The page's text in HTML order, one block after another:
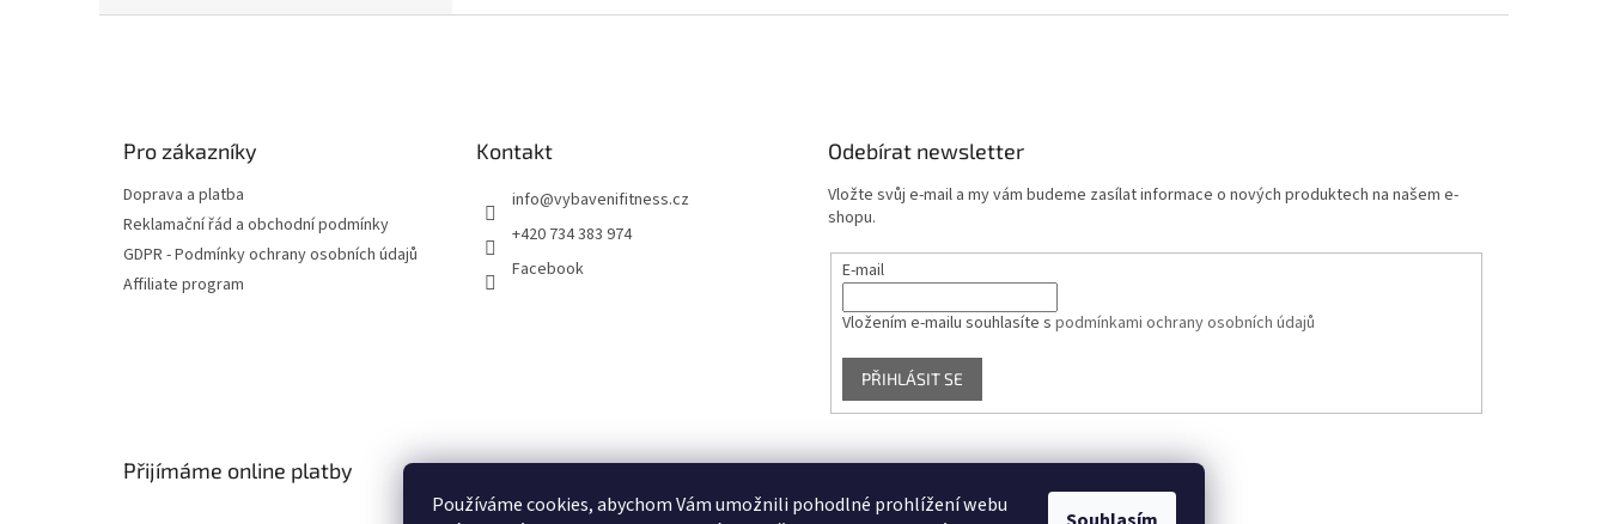
Používáme cookies, abychom Vám umožnili pohodlné prohlížení webu
Ideální...
Pro zákazníky
Doprava a platba
Reklamační řád a obchodní podmínky
GDPR - Podmínky ochrany osobních údajů
Affiliate program
Kontakt
info@vybavenifitness.cz
+420 734 383 974
Facebook
Odebírat newsletter
Vložte svůj e-mail a my vám budeme zasílat informace o nových produktech na našem e-
shopu.
E-mail
Vložením e-mailu souhlasíte s podmínkami ochrany osobních údajů
PŘIHLÁSIT SE
Přijímáme online platby